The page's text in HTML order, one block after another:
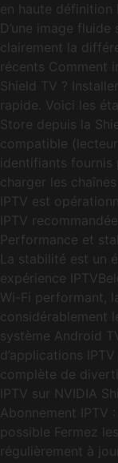
en haute définition
D’une image
clairement la
récents Comment
Shield TV ?
rapide. Voici les
Store depuis la
compatible
identifiants
charger les
IPTV est
IPTV
Performance et
La stabilité est un
expérience
Wi-Fi performant,
considérablement
système Android
d’applications
complète de
IPTV sur NVIDIA
Abonnement IPTV
possible Fermez
régulièrement à